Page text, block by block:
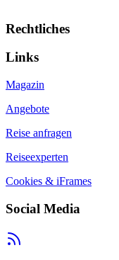
Rechtliches
Links
Magazin
Angebote
Reise anfragen
Reiseexperten
Cookies & iFrames
Social Media